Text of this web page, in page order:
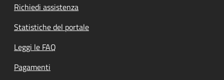
Richiedi assistenza
Statistiche del portale
Leggi le FAQ
Pagamenti